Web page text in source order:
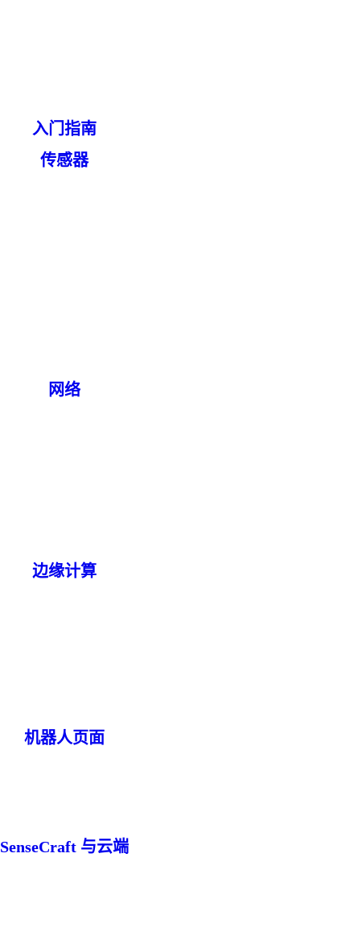
入门指南
传感器
网络
边缘计算
机器人页面
SenseCraft 与云端